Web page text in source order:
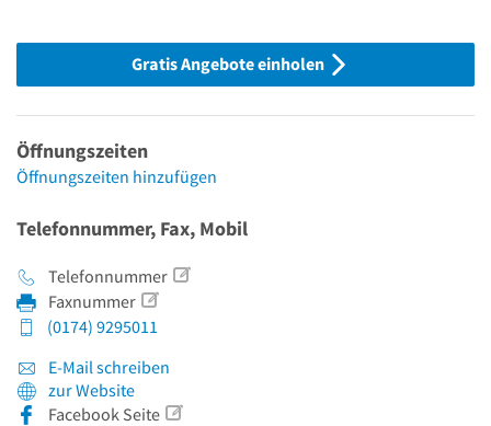
Gratis Angebote einholen
Öffnungszeiten
Öffnungszeiten hinzufügen
Telefonnummer, Fax, Mobil
Telefonnummer
Faxnummer
(0174) 9295011
E-Mail schreiben
zur Website
Facebook Seite